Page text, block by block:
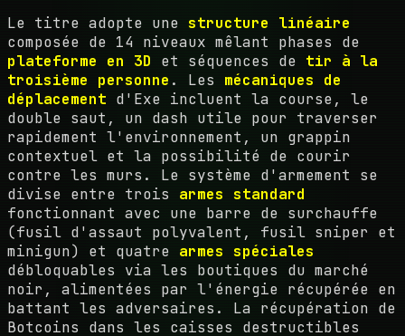
Le titre adopte une structure linéaire
composée de 14 niveaux mêlant phases de
plateforme en 3D et séquences de tir à la
troisième personne . Les mécaniques de
déplacement d'Exe incluent la course, le
double saut, un dash utile pour traverser
rapidement l'environnement, un grappin
contextuel et la possibilité de courir
contre les murs. Le système d'armement se
divise entre trois armes standard
fonctionnant avec une barre de surchauffe
(fusil d'assaut polyvalent, fusil sniper et
minigun) et quatre armes spéciales
débloquables via les boutiques du marché
noir, alimentées par l'énergie récupérée en
battant les adversaires. La récupération de
Botcoins dans les caisses destructibles